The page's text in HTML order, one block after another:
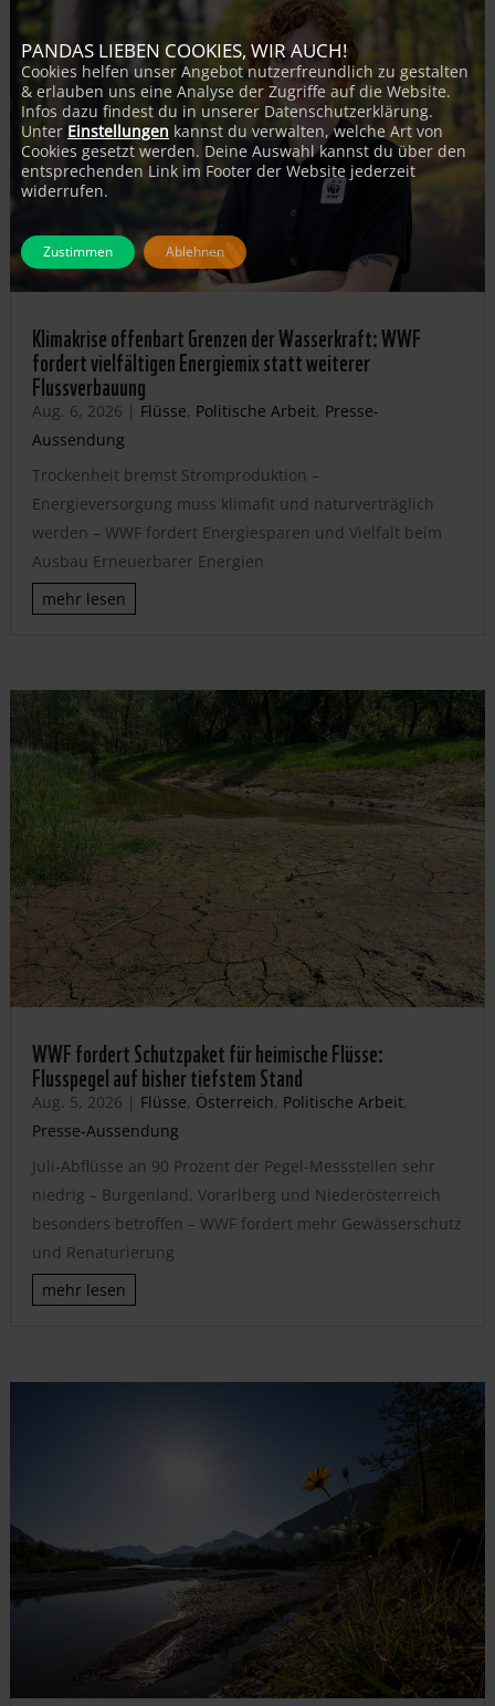
Klimakrise offenbart Grenzen der Wasserkraft: WWF
fordert vielfältigen Energiemix statt weiterer
Flussverbauung
Aug. 6, 2026 | Flüsse, Politische Arbeit, Presse-
Aussendung
Trockenheit bremst Stromproduktion –
Energieversorgung muss klimafit und naturverträglich
werden – WWF fordert Energiesparen und Vielfalt beim
Ausbau Erneuerbarer Energien
mehr lesen
WWF fordert Schutzpaket für heimische Flüsse:
Flusspegel auf bisher tiefstem Stand
Aug. 5, 2026 | Flüsse, Österreich, Politische Arbeit,
Presse-Aussendung
Juli-Abflüsse an 90 Prozent der Pegel-Messstellen sehr
niedrig – Burgenland, Vorarlberg und Niederösterreich
besonders betroffen – WWF fordert mehr Gewässerschutz
und Renaturierung
mehr lesen
PANDAS LIEBEN COOKIES, WIR AUCH!
Cookies helfen unser Angebot nutzerfreundlich zu gestalten
& erlauben uns eine Analyse der Zugriffe auf die Website.
Infos dazu findest du in unserer Datenschutzerklärung.
Unter Einstellungen kannst du verwalten, welche Art von
Cookies gesetzt werden. Deine Auswahl kannst du über den
entsprechenden Link im Footer der Website jederzeit
widerrufen.
Zustimmen Ablehnen